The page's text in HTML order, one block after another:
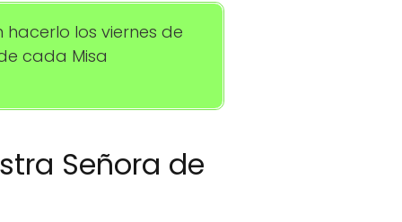
los viernes de
cada Misa
Señora de